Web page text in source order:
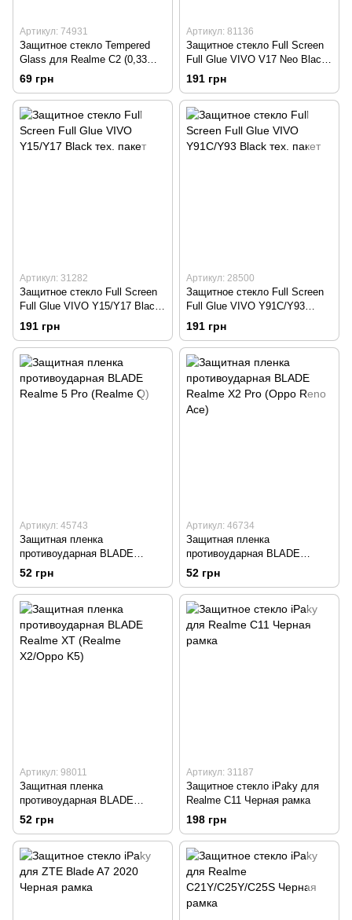
Артикул: 74931
Защитное стекло Tempered
Glass для Realme C2 (0,33
mm)
69 грн
Артикул: 81136
Защитное стекло Full Screen
Full Glue VIVO V17 Neo Black
тех. пакет
191 грн
Артикул: 31282
Защитное стекло Full Screen
Full Glue VIVO Y15/Y17 Black
тех. пакет
191 грн
Артикул: 28500
Защитное стекло Full Screen
Full Glue VIVO Y91C/Y93
Black тех. пакет
191 грн
Артикул: 45743
Защитная пленка
противоударная BLADE
Realme 5 Pro (Realme Q)
52 грн
Артикул: 46734
Защитная пленка
противоударная BLADE
Realme X2 Pro (Oppo Reno
52 грн
Артикул: 98011
Защитная пленка
противоударная BLADE
Realme XT (Realme X2/Oppo
52 грн
Артикул: 31187
Защитное стекло iPaky для
Realme С11 Черная рамка
198 грн